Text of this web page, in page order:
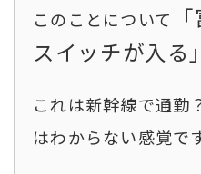
このことについて
スイッチが入る」
これは新幹線で通勤
はわからない感覚で